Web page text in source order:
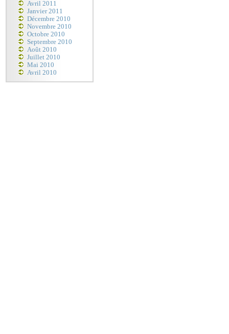
Avril 2011
Janvier 2011
Décembre 2010
Novembre 2010
Octobre 2010
Septembre 2010
Août 2010
Juillet 2010
Mai 2010
Avril 2010